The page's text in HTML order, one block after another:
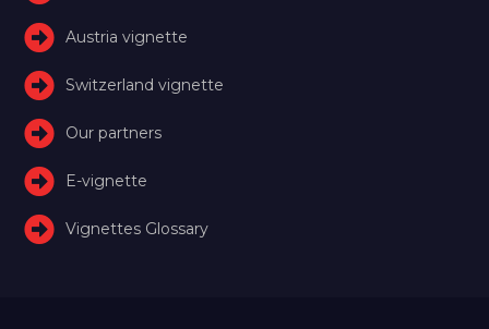
Austria vignette
Switzerland vignette
Our partners
E-vignette
Vignettes Glossary